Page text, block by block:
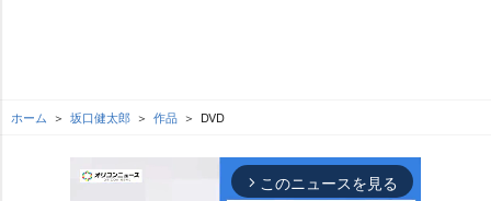
ホーム 坂口健太郎 作品 DVD
arrow_forward_ios このニュースを見る